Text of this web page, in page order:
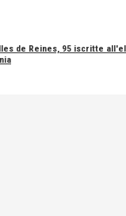
de Reines, 95 iscritte